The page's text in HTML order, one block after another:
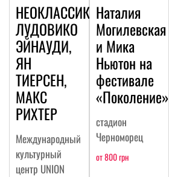
НЕОКЛАССИКА:
ЛУДОВИКО
ЭЙНАУДИ,
ЯН
ТИЕРСЕН,
МАКС
РИХТЕР
Международный
культурный
центр UNION
Наталия
Могилевская
и Мика
Ньютон на
фестивале
«Поколение»
стадион
Черноморец
от 800 грн